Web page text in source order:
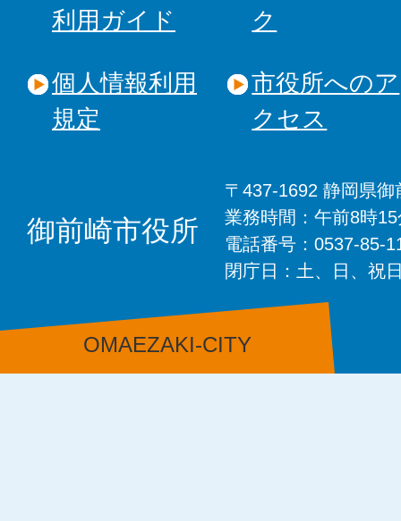
利用ガイド
ク
個人情報利用
規定
市役所へのア
クセス
御前崎市役所
〒437-1692 静岡県
業務時間：午前8時
電話番号：0537-85-
閉庁日：土、日、祝
OMAEZAKI-CITY